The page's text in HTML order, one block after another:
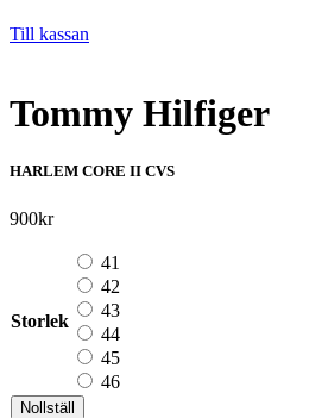
Till kassan
Tommy Hilfiger
HARLEM CORE II CVS
900kr
Storlek
41
42
43
44
45
46
Nollställ